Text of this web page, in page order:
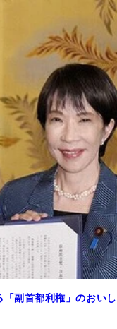
副首都利権」のおいし